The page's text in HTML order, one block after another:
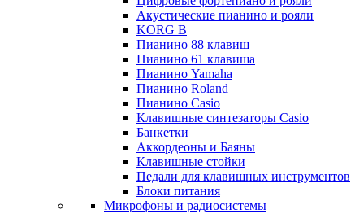
Акустические пианино и рояли
KORG B
Пианино 88 клавиш
Пианино 61 клавиша
Пианино Yamaha
Пианино Roland
Пианино Casio
Клавишные синтезаторы Casio
Банкетки
Аккордеоны и Баяны
Клавишные стойки
Педали для клавишных инструментов
Блоки питания
Микрофоны и радиосистемы